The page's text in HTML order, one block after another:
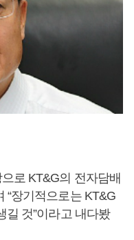
로 KT&G의 전자담배
“장기적으로는 KT&G
길 것”이라고 내다봤